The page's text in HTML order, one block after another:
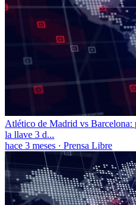
Atlético de Madrid vs Barcelona:
la llave 3 d...
hace 3 meses · Prensa Libre